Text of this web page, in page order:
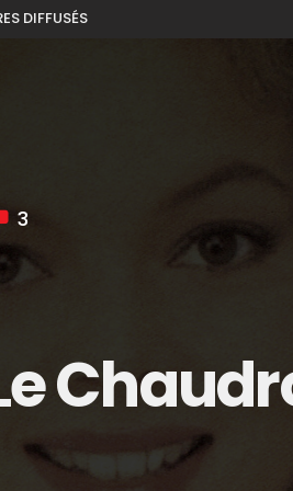
DIFFUSÉS
3